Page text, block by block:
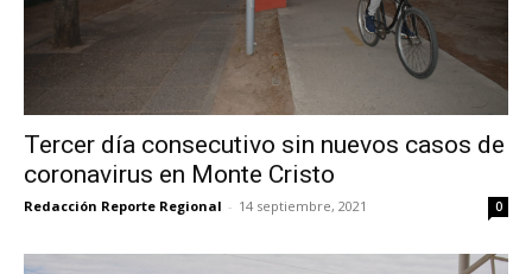
Tercer día consecutivo sin nuevos casos de
coronavirus en Monte Cristo
Redacción Reporte Regional - 14 septiembre, 2021 0